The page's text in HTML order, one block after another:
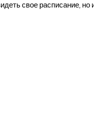
свое расписание,